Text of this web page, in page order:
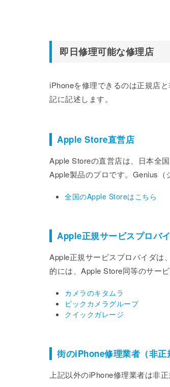
即日修理可能な修理店
iPhoneを修理できるのは正規店
記に記述します。
Apple Store直営店
Apple Storeの直営店は、日本全
Apple製品のプロです。Genius（
全国のApple Storeはこちら
Apple正規サービスプロバイ
Apple正規サービスプロバイダは
的には、Apple Store同等のサービ
カメラのキタムラ
ビックカメラグループ
クイックガレージ
街のiPhone修理業者（非正
上記以外のiPhone修理業者は非